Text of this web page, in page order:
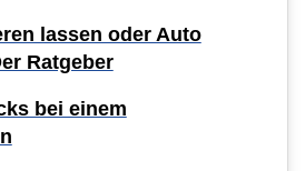
lassen oder Auto
Ratgeber
bei einem